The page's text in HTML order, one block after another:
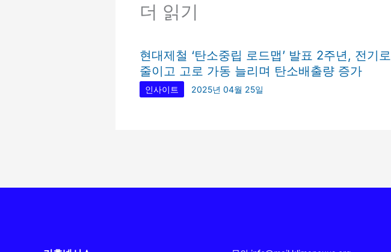
더 읽기
현대제철 ‘탄소중립 로드맵’ 발표 2주년, 전기로
줄이고 고로 가동 늘리며 탄소배출량 증가
인사이트 2025년 04월 25일